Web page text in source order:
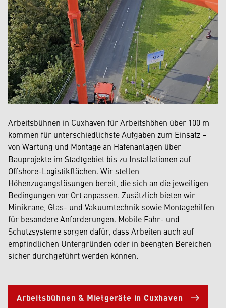
Arbeitsbühnen in Cuxhaven für Arbeitshöhen über 100 m
kommen für unterschiedlichste Aufgaben zum Einsatz –
von Wartung und Montage an Hafenanlagen über
Bauprojekte im Stadtgebiet bis zu Installationen auf
Offshore-Logistikflächen. Wir stellen
Höhenzugangslösungen bereit, die sich an die jeweiligen
Bedingungen vor Ort anpassen. Zusätzlich bieten wir
Minikrane, Glas- und Vakuumtechnik sowie Montagehilfen
für besondere Anforderungen. Mobile Fahr- und
Schutzsysteme sorgen dafür, dass Arbeiten auch auf
empfindlichen Untergründen oder in beengten Bereichen
sicher durchgeführt werden können.
Arbeitsbühnen & Mietgeräte in Cuxhaven